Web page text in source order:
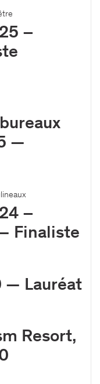
–
—
–
Finaliste
— Lauréat
Resort,